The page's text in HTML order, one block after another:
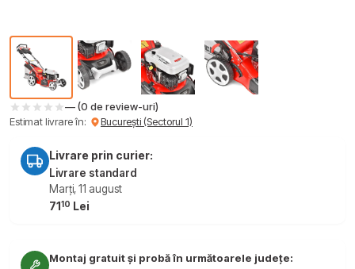
— (0 de review-uri)
Estimat livrare în:
București (Sectorul 1)
Livrare prin curier:
Livrare standard
Marți, 11 august
71 10 Lei
Montaj gratuit și probă în următoarele județe: